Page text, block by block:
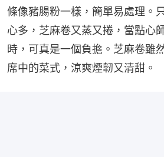
條像豬腸粉一樣，簡單易處理。
心多，芝麻卷又蒸又捲，當點心
時，可真是一個負擔。芝麻卷雖
席中的菜式，涼爽煙韌又清甜。